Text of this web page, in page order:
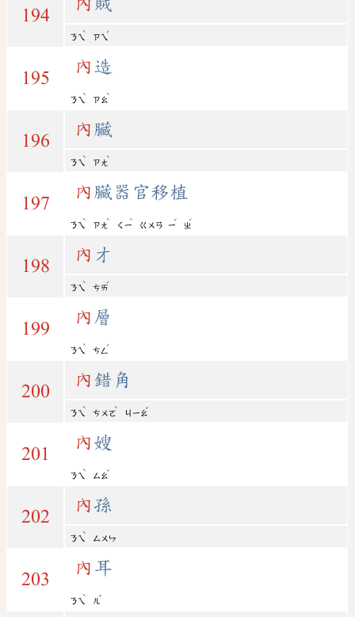
194
內 賊
ㄋㄟ
ˋ
ㄗㄟ
ˊ
195
內 造
ㄋㄟ
ˋ
ㄗㄠ
ˋ
196
內 臟
ㄋㄟ
ˋ
ㄗㄤ
ˋ
197
內 臟器官移植
ㄋㄟ
ˋ
ㄗㄤ
ˋ
ㄑㄧ
ˋ
ㄍㄨㄢ ㄧ
ˊ
ㄓ
ˊ
198
內 才
ㄋㄟ
ˋ
ㄘㄞ
ˊ
199
內 層
ㄋㄟ
ˋ
ㄘㄥ
ˊ
200
內 錯角
ㄋㄟ
ˋ
ㄘㄨㄛ
ˋ
ㄐㄧㄠ
ˇ
201
內 嫂
ㄋㄟ
ˋ
ㄙㄠ
ˇ
202
內孫
ㄋㄟ
ˋ
ㄙㄨㄣ
203
內 耳
ㄋㄟ
ˋ
ㄦ
ˇ